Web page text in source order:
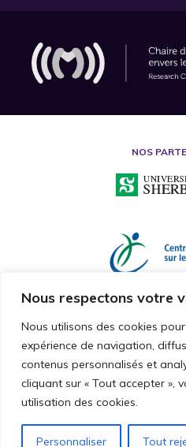
Nous respectons votre
Nous utilisons des cookies
expérience de navigation,
contenus personnalisés et
cliquant sur « Tout accepter »,
utilisation des cookies.
Personnaliser Tout
NOS
2026 © CHAIRE DE RECHERCHE SUR